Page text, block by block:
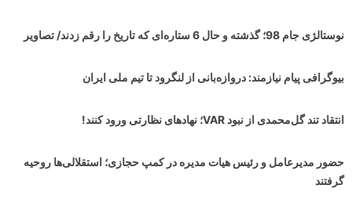
نوستالژی جام 98؛ گذشته و حال 6 ستاره‌ای که تاریخ را رقم زدند/ تصاویر
بیوگرافی پیام نیازمند: دروازه‌بانی از لنگرود تا تیم ملی ایران
انتقاد تند گل‌محمدی از نبود VAR؛ نهادهای نظارتی ورود کنند!
حضور مدیرعامل و رئیس هیات مدیره در کمپ حجازی؛ استقلالی‌ها روحیه
گرفتند